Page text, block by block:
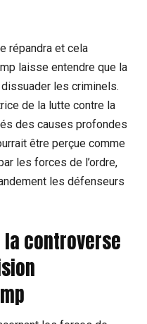
répandra et cela
laisse entendre que la
les criminels.
de la lutte contre la
des causes profondes
être perçue comme
les forces de l’ordre,
les défenseurs
la controverse